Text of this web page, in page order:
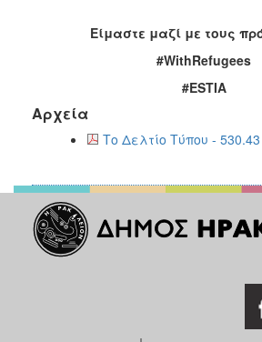
Είμαστε μαζί με τους
#WithRefugees
#ESTIA
Αρχεία
Το Δελτίο Τύπου -